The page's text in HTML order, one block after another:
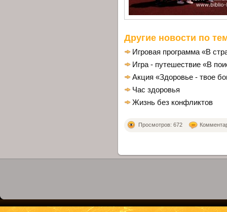
Другие новости по
Игровая программа «В
Игра - путешествие «В
Акция «Здоровье - твое
Час здоровья
Жизнь без конфликтов
Просмотров: 672